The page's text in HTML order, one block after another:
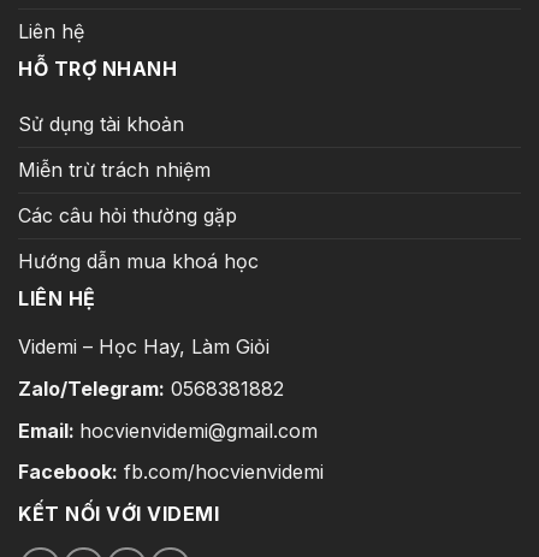
Liên hệ
HỖ TRỢ NHANH
Sử dụng tài khoản
Miễn trừ trách nhiệm
Các câu hỏi thường gặp
Hướng dẫn mua khoá học
LIÊN HỆ
Videmi – Học Hay, Làm Giỏi
Zalo/Telegram: 0568381882
Email: hocvienvidemi@gmail.com
Facebook: fb.com/hocvienvidemi
KẾT NỐI VỚI VIDEMI